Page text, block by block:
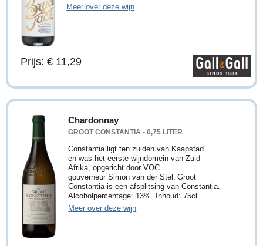
Meer over deze wijn
Prijs: € 11,29
Chardonnay
GROOT CONSTANTIA - 0,75 LITER
Constantia ligt ten zuiden van Kaapstad
en was het eerste wijndomein van Zuid-
Afrika, opgericht door VOC
gouverneur Simon van der Stel. Groot
Constantia is een afsplitsing van Constantia.
Alcoholpercentage: 13%. Inhoud: 75cl.
Meer over deze wijn